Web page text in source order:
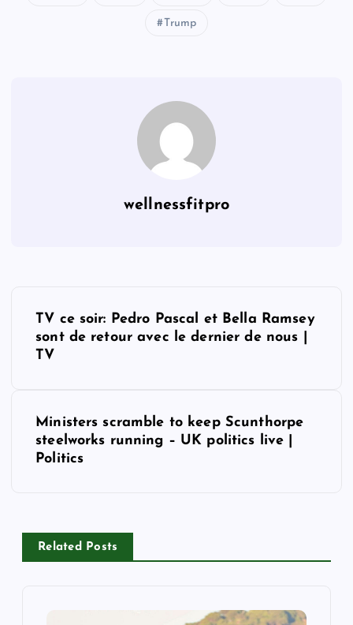
Trump
wellnessfitpro
v
TV ce soir: Pedro Pascal et Bella Ramsey
sont de retour avec le dernier de nous |
TV
Ministers scramble to keep Scunthorpe
steelworks running – UK politics live |
Politics
Related Posts